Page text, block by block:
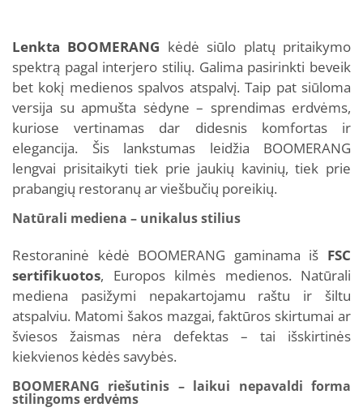
Lenkta BOOMERANG kėdė siūlo platų pritaikymo
spektrą pagal interjero stilių. Galima pasirinkti beveik
bet kokį medienos spalvos atspalvį. Taip pat siūloma
versija su apmušta sėdyne – sprendimas erdvėms,
kuriose vertinamas dar didesnis komfortas ir
elegancija. Šis lankstumas leidžia BOOMERANG
lengvai prisitaikyti tiek prie jaukių kavinių, tiek prie
prabangių restoranų ar viešbučių poreikių.
Natūrali mediena – unikalus stilius
Restoraninė kėdė BOOMERANG gaminama iš FSC
sertifikuotos, Europos kilmės medienos. Natūrali
mediena pasižymi nepakartojamu raštu ir šiltu
atspalviu. Matomi šakos mazgai, faktūros skirtumai ar
šviesos žaismas nėra defektas – tai išskirtinės
kiekvienos kėdės savybės.
BOOMERANG riešutinis – laikui nepavaldi forma
stilingoms erdvėms